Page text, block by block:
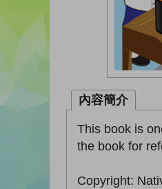
內容簡介
This book is
the book for
Copyright: